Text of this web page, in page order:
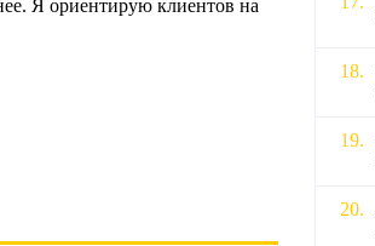
Я ориентирую клиентов на